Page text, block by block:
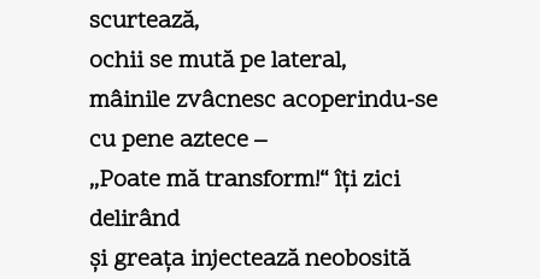
scurtează,
ochii se mută pe lateral,
mâinile zvâcnesc acoperindu-se
cu pene aztece –
,,Poate mă transform!“ îţi zici
delirând
şi greaţa injectează neobosită